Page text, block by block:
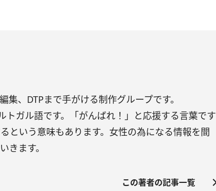
集、DTPまで手がける制作グループです。
トガル語です。「がんばれ！」と応援する言葉です
という意味もあります。女性の為になる情報を間
きます。
この著者の記事一覧